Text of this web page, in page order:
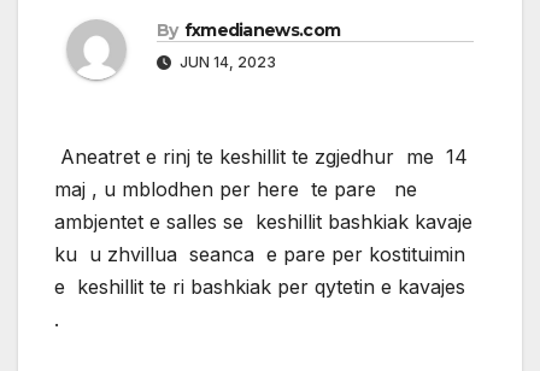
By fxmedianews.com
JUN 14, 2023
Aneatret e rinj te keshillit te zgjedhur me 14
maj , u mblodhen per here te pare ne
ambjentet e salles se keshillit bashkiak kavaje
ku u zhvillua seanca e pare per kostituimin
e keshillit te ri bashkiak per qytetin e kavajes
.